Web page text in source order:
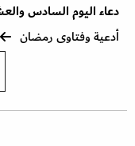
دعاء اليوم السادس
أدعية وفتاوى رمضان